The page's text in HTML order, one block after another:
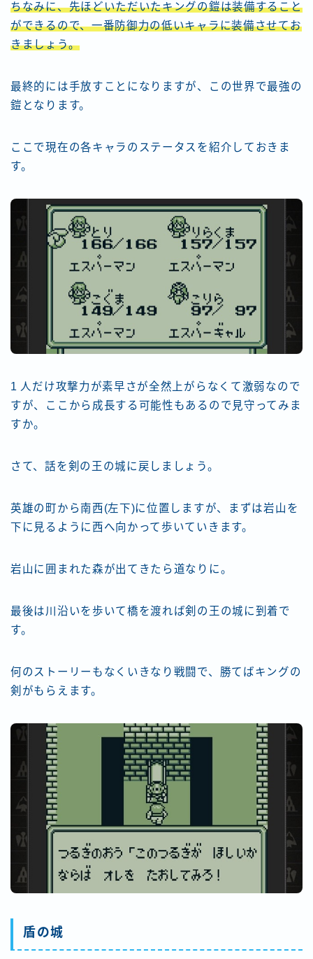
ちなみに、先ほどいただいたキングの鎧は装備すること
ができるので、一番防御力の低いキャラに装備させてお
きましょう。
最終的には手放すことになりますが、この世界で最強の
鎧となります。
ここで現在の各キャラのステータスを紹介しておきま
す。
1 人だけ攻撃力が素早さが全然上がらなくて激弱なので
すが、ここから成長する可能性もあるので見守ってみま
すか。
さて、話を剣の王の城に戻しましょう。
英雄の町から南西(左下)に位置しますが、まずは岩山を
下に見るように西へ向かって歩いていきます。
岩山に囲まれた森が出てきたら道なりに。
最後は川沿いを歩いて橋を渡れば剣の王の城に到着で
す。
何のストーリーもなくいきなり戦闘で、勝てばキングの
剣がもらえます。
盾の城